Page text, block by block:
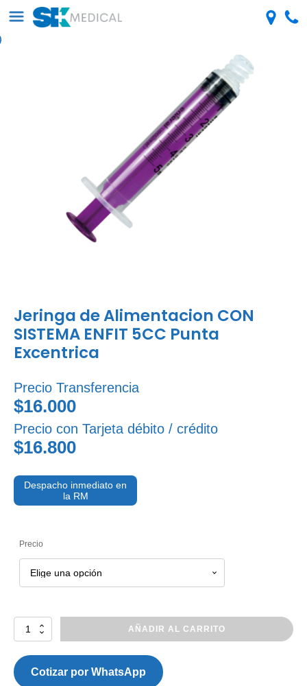
Jeringa de Alimentacion CON
SISTEMA ENFIT 5CC Punta
Excentrica
Precio Transferencia
$16.000
Precio con Tarjeta débito / crédito
$16.800
Despacho inmediato en
la RM
Precio
Jeringa
de
Alimentacion
CON
SISTEMA
AÑADIR AL CARRITO
Cotizar por WhatsApp